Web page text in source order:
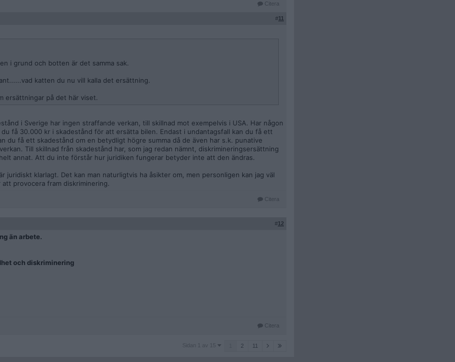
Citera
#11
i grund och botten är det samma sak.
katten du nu vill kalla det ersättning.
ersättningar på det här viset.
i Sverige har ingen straffande verkan, till skillnad mot exempelvis i USA. Har någon
få 30.000 kr i skadestånd för att ersätta bilen. Endast i undantagsfall kan du få ett
du få ett skadestånd om en betydligt högre summa då de även har s.k. punative
Till skillnad från skadestånd har, som jag redan nämnt, diskrimineringsersättning
annat. Att du inte förstår hur juridiken fungerar betyder inte att den ändras.
juridiskt klarlagt. Det kan man naturligtvis ha åsikter om, men personligen kan jag väl
provocera fram diskriminering.
Citera
#12
än arbete.
och diskriminering
Citera
Sidan
Sidan 1 av 15 2 11